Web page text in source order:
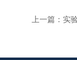
上一篇： 实验